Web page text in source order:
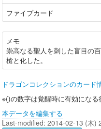
ファイブカード
メモ
崇高なる聖人を刺した盲目の
槍と化した。
ドラゴンコレクションのカード
※()の数字は覚醒時に有効になる
本データを編集する
Last-modified: 2014-02-13 (木)